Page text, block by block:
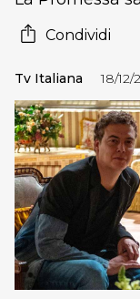
Condividi
Tv Italiana 18/12/